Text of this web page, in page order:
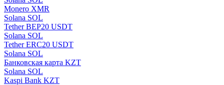
Monero XMR
Solana SOL
Tether BEP20 USDT
Solana SOL
Tether ERC20 USDT
Solana SOL
Банковская карта KZT
Solana SOL
Kaspi Bank KZT